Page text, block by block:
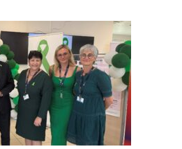
Dr
Anne-
Laure
Proust,
Chirurgien
Digestif »